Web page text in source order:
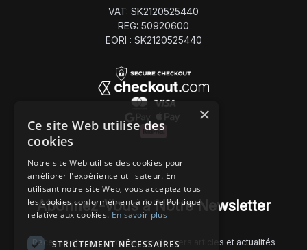
VAT: SK2120525440
REG: 50920600
EORI : SK2120525440
Abonnez-Vous à Notre Newsletter
Recevez chaque semaine nos derniers articles et actualités
×
Ce site Web utilise des
cookies
Notre site Web utilise des cookies pour
améliorer l'expérience utilisateur. En
utilisant notre site Web, vous acceptez tous
les cookies conformément à notre Politique
relative aux cookies.En savoir plus
STRICTEMENT NÉCESSAIRES